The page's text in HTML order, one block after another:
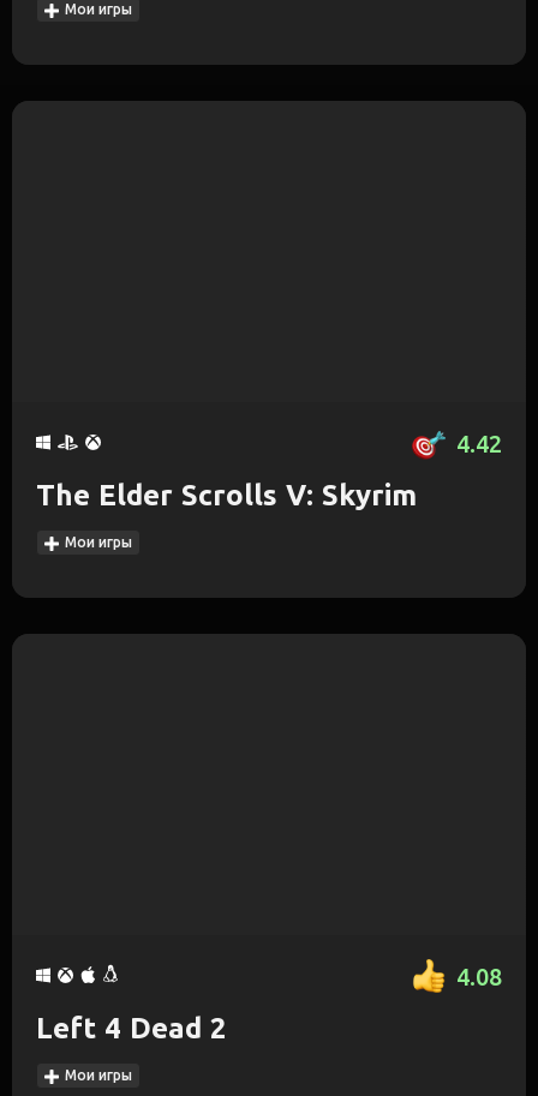
Мои игры
4.42
The Elder Scrolls V: Skyrim
Мои игры
4.08
Left 4 Dead 2
Мои игры